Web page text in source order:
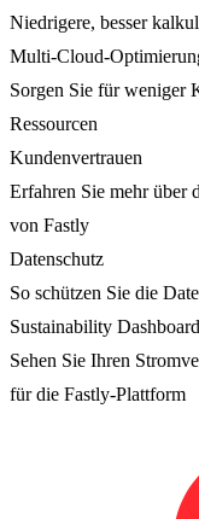
Niedrigere, besser
Multi-Cloud-
Sorgen Sie für weniger
Ressourcen
Kundenvertrauen
Erfahren Sie mehr über
von Fastly
Datenschutz
So schützen Sie die
Sustainability Dashboard
Sehen Sie Ihren
für die Fastly-Plattform